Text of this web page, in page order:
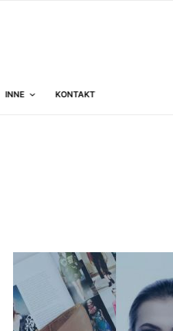
INNE KONTAKT